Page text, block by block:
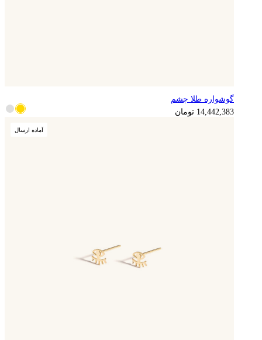
گوشواره طلا چشم
14,442,383 تومان
آماده ارسال